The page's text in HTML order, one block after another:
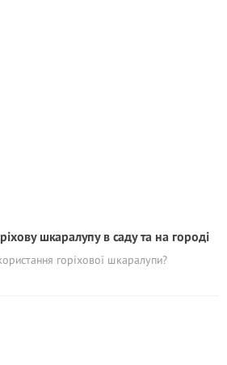
шкаралупу в саду та на городі
горіхової шкаралупи?